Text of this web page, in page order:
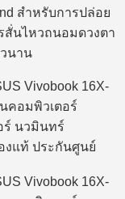
สำหรับการปล่อย
สั่นไหวถนอมดวงตา
นาน